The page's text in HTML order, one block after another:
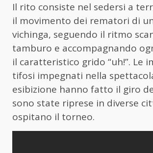
Il rito consiste nel sedersi a
il movimento dei rematori di
vichinga, seguendo il ritmo
tamburo e accompagnando
il caratteristico grido “uh!”. Le
tifosi impegnati nella
esibizione hanno fatto il giro
sono state riprese in diverse
ospitano il torneo.